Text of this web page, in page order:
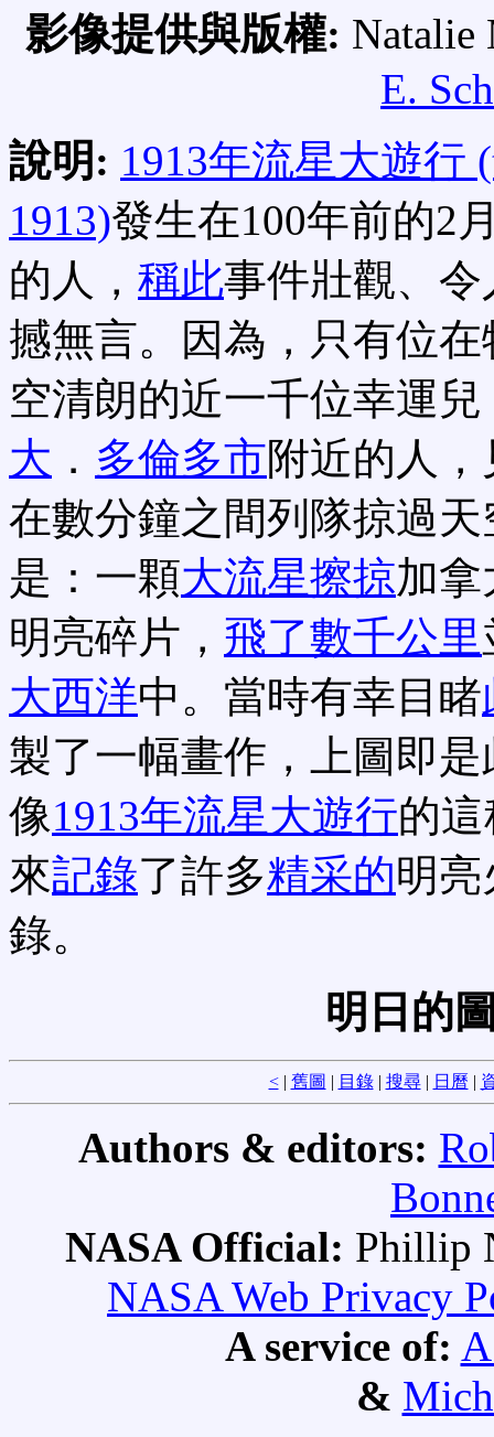
影像提供與版權:
E.
說明: 1913年流星大遊行
1913)發生在100年前的2
的人， 稱此事件壯觀、
撼無言。因為，只有位
空清朗的近一千位幸運
大 ． 多倫多市附近的人
在數分鐘之間列隊掠過
是：一顆大流星擦掠加
明亮碎片， 飛了數千公里
大西洋中。當時有幸目睹
製了一幅畫作，上圖即
像1913年流星大遊行的
來記錄了許多精采的明
錄。
明日的
<| 舊圖 | 目錄| 搜尋| 日曆 |
Authors & editors:
NASA Official: Phillip
NASA Web Privacy
A service of:
&